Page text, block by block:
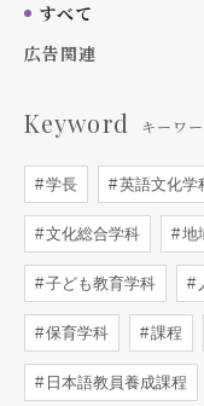
すべて
広告関連
Keyword キーワ
学長 英語文化学
文化総合学科 地
子ども教育学科
保育学科 課程
日本語教員養成課程